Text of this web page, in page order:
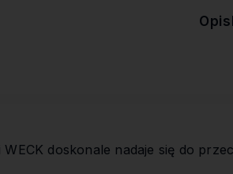
Opis
WECK doskonale nadaje się do